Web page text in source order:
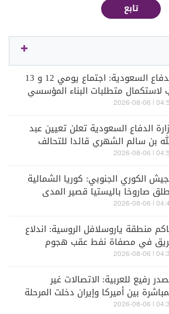
تابع
الدفاع السعودية: اجتماع يومي 12 و 13
لاستكمال متطلبات البناء المؤسسي
البحري 04:54 |
الدفاع السعودية تعلن تعيين عبد
بن سالم الشهري قائدا للتحالف
الدفاعي متعدد الجنسيات 04:52 |
الكوري الجنوبي: كوريا الشمالية
صاروخا باليستيا قصير المدى
04:49 |
منطقة ياروسلافل الروسية: اندلاع
في مصفاة نفط عقب هجوم
واسع بطائرات مسيّرة 04:38 |
رفيع للعربية: الاتصالات غير
بين أميركا وإيران دخلت المرحلة
04:35 |